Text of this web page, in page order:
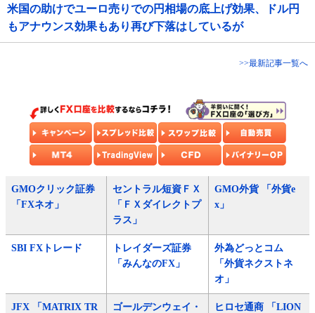
米国の助けでユーロ売りでの円相場の底上げ効果、ドル円
もアナウンス効果もあり再び下落はしているが
>>最新記事一覧へ
GMOクリック証券
「FXネオ」
セントラル短資ＦＸ
「ＦＸダイレクトプ
ラス」
GMO外貨 「外貨e
x」
SBI FXトレード
トレイダーズ証券
「みんなのFX」
外為どっとコム
「外貨ネクストネ
オ」
JFX 「MATRIX TR
ゴールデンウェイ・
ヒロセ通商 「LION